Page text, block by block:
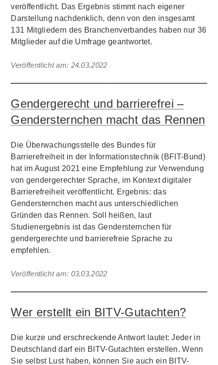
veröffentlicht. Das Ergebnis stimmt nach eigener
Darstellung nachdenklich, denn von den insgesamt
131 Mitgliedern des Branchenverbandes haben nur 36
Mitglieder auf die Umfrage geantwortet.
Veröffentlicht am: 24.03.2022
Gendergerecht und barrierefrei –
Gendersternchen macht das Rennen
Die Überwachungsstelle des Bundes für
Barrierefreiheit in der Informationstechnik (BFIT-Bund)
hat im August 2021 eine Empfehlung zur Verwendung
von gendergerechter Sprache, im Kontext digitaler
Barrierefreiheit veröffentlicht. Ergebnis: das
Gendersternchen macht aus unterschiedlichen
Gründen das Rennen. Soll heißen, laut
Studienergebnis ist das Gendersternchen für
gendergerechte und barrierefreie Sprache zu
empfehlen.
Veröffentlicht am: 03.03.2022
Wer erstellt ein BITV-Gutachten?
Die kurze und erschreckende Antwort lautet: Jeder in
Deutschland darf ein BITV-Gutachten erstellen. Wenn
Sie selbst Lust haben, können Sie auch ein BITV-